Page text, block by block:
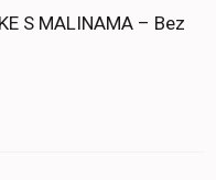
S MALINAMA – Bez